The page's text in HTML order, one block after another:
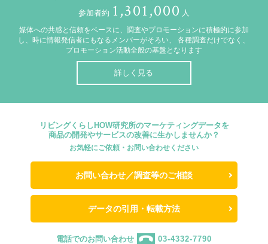
参加者約 1,301,000 人
媒体への共感と信頼をベースに、調査やプロモーションに積極的に参加
し、時に情報発信者にもなるメンバーがそろい、
各種調査だけでなく、
プロモーション活動全般の基盤となります
詳しく見る
リビングくらしHOW研究所のマーケティングデータを
商品の開発やサービスの改善に生かしませんか？
お気軽にご依頼・お問い合わせください
お問い合わせ／調査等のご相談
データの引用・転載方法
電話でのお問い合わせ 03-4332-7790